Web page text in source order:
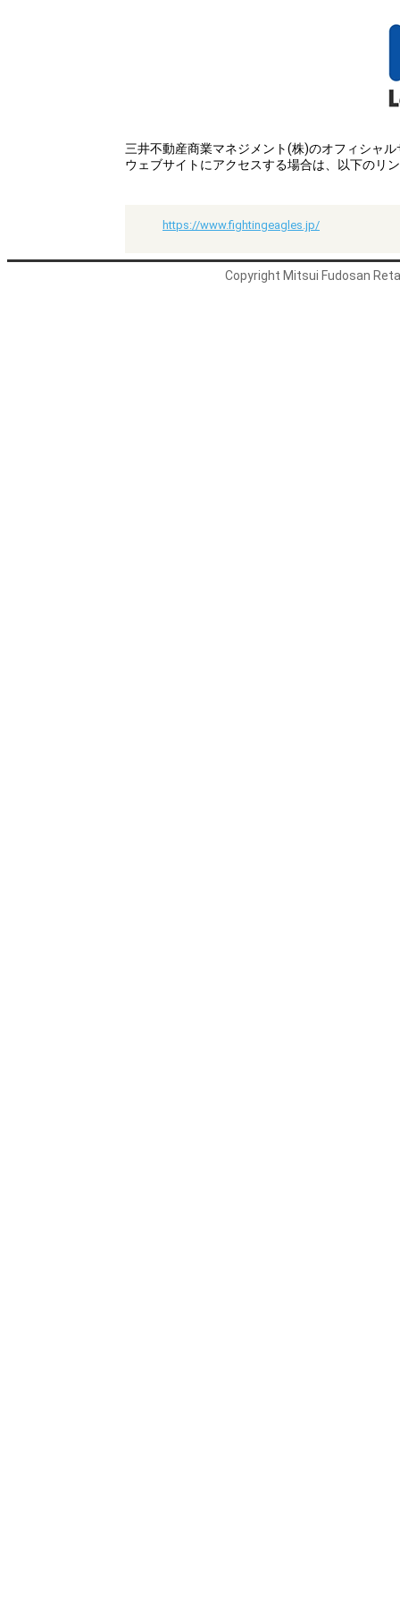
三井不動産商業マネジメント(株)のオフィシャ
ウェブサイトにアクセスする場合は、以下のリ
https://www.fightingeagles.jp/
Copyright Mitsui Fudosan